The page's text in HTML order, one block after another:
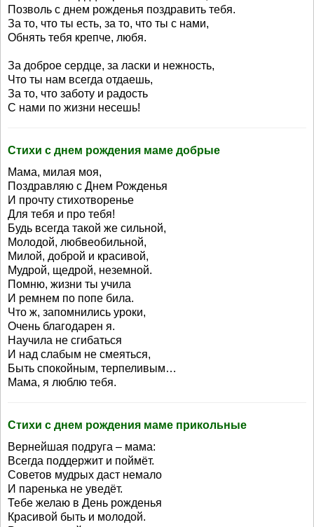
Позволь с днем рожденья поздравить тебя.
За то, что ты есть, за то, что ты с нами,
Обнять тебя крепче, любя.
За доброе сердце, за ласки и нежность,
Что ты нам всегда отдаешь,
За то, что заботу и радость
С нами по жизни несешь!
Стихи с днем рождения маме добрые
Мама, милая моя,
Поздравляю с Днем Рожденья
И прочту стихотворенье
Для тебя и про тебя!
Будь всегда такой же сильной,
Молодой, любвеобильной,
Милой, доброй и красивой,
Мудрой, щедрой, неземной.
Помню, жизни ты учила
И ремнем по попе била.
Что ж, запомнились уроки,
Очень благодарен я.
Научила не сгибаться
И над слабым не смеяться,
Быть спокойным, терпеливым…
Мама, я люблю тебя.
Стихи с днем рождения маме прикольные
Вернейшая подруга – мама:
Всегда поддержит и поймёт.
Советов мудрых даст немало
И паренька не уведёт.
Тебе желаю в День рожденья
Красивой быть и молодой.